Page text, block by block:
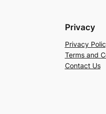
Privacy
Privacy
Terms and
Contact Us